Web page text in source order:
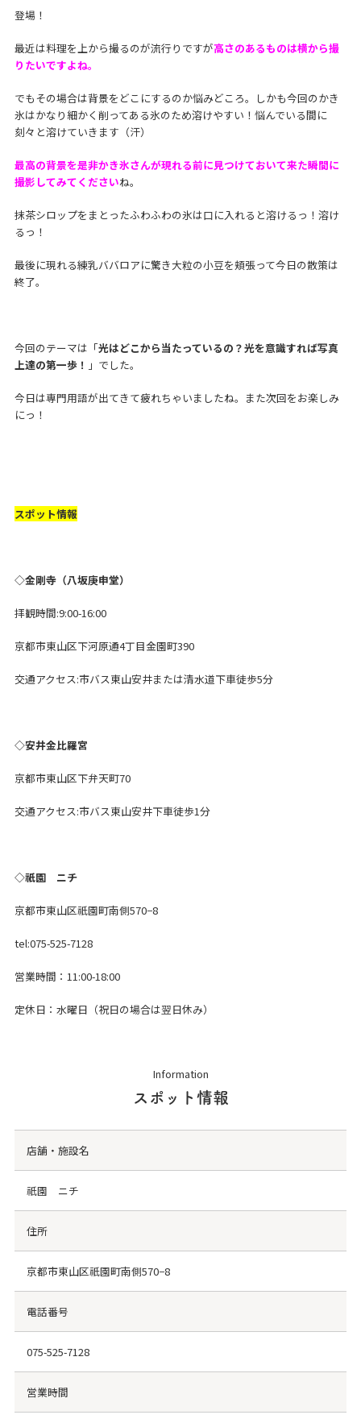
登場！
最近は料理を上から撮るのが流行りですが高さのあるものは横から撮
りたいですよね。
でもその場合は背景をどこにするのか悩みどころ。しかも今回のかき
氷はかなり細かく削ってある氷のため溶けやすい！悩んでいる間に
刻々と溶けていきます（汗）
最高の背景を是非かき氷さんが現れる前に見つけておいて来た瞬間に
撮影してみてくださいね。
抹茶シロップをまとったふわふわの氷は口に入れると溶けるっ！溶け
るっ！
最後に現れる練乳ババロアに驚き大粒の小豆を頬張って今日の散策は
終了。
今回のテーマは「光はどこから当たっているの？光を意識すれば写真
上達の第一歩！ 」でした。
今日は専門用語が出てきて疲れちゃいましたね。また次回をお楽しみ
にっ！
スポット情報
◇金剛寺（八坂庚申堂）
拝観時間:9:00-16:00
京都市東山区下河原通4丁目金園町390
交通アクセス:市バス東山安井または清水道下車徒歩5分
◇安井金比羅宮
京都市東山区下弁天町70
交通アクセス:市バス東山安井下車徒歩1分
◇祇園 ニチ
京都市東山区祇園町南側570−8
tel:075-525-7128
営業時間：11:00-18:00
定休日：水曜日（祝日の場合は翌日休み）
Information
スポット情報
店舗・施設名
祇園 ニチ
住所
京都市東山区祇園町南側570−8
電話番号
075-525-7128
営業時間